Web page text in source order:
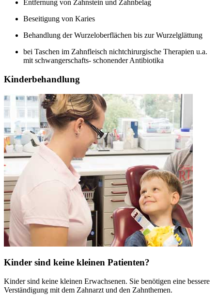
Entfernung von Zahnstein und Zahnbelag
Beseitigung von Karies
Behandlung der Wurzeloberflächen bis zur Wurzelglättung
bei Taschen im Zahnfleisch nichtchirurgische Therapien u.a.
mit schwangerschafts- schonender Antibiotika
Kinderbehandlung
Kinder sind keine kleinen Patienten?
Kinder sind keine kleinen Erwachsenen. Sie benötigen eine bessere
Verständigung mit dem Zahnarzt und den Zahnthemen.